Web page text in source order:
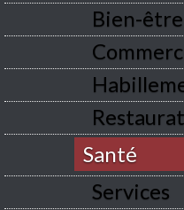
Bien-être
Santé
Services